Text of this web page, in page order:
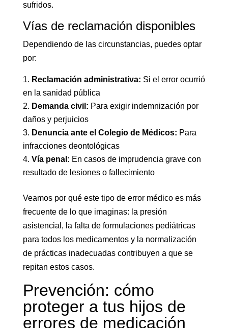
sufridos.
Vías de reclamación disponibles
Dependiendo de las circunstancias, puedes optar
por:
Reclamación administrativa: Si el error ocurrió
en la sanidad pública
Demanda civil: Para exigir indemnización por
daños y perjuicios
Denuncia ante el Colegio de Médicos: Para
infracciones deontológicas
Vía penal: En casos de imprudencia grave con
resultado de lesiones o fallecimiento
Veamos por qué este tipo de error médico es más
frecuente de lo que imaginas: la presión
asistencial, la falta de formulaciones pediátricas
para todos los medicamentos y la normalización
de prácticas inadecuadas contribuyen a que se
repitan estos casos.
Prevención: cómo
proteger a tus hijos de
errores de medicación